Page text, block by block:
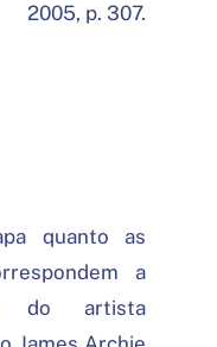
2005, p. 307.
quanto as
a
do artista